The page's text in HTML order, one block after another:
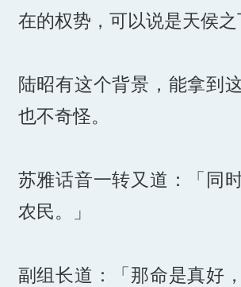
在的权势，可以说是天侯之
陆昭有这个背景，能拿到
也不奇怪。
苏雅话音一转又道：「同
农民。」
副组长道：「那命是真好